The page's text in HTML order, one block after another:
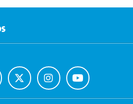
Ga
naar
Twitter
Ga
naar
Instagram
Ga
naar
Youtube